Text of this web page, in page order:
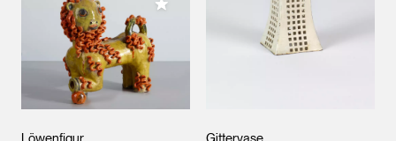
Meiner Sammlung hinzufügen